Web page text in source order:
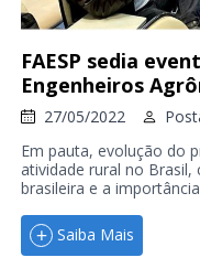
FAESP sedia
Engenheiros
27/05/2022
Em pauta, evolução do
atividade rural no Brasil,
brasileira e a
Saiba Mais